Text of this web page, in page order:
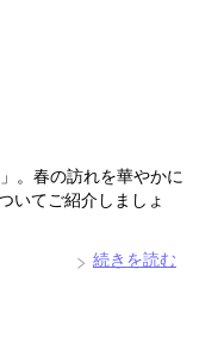
。春の訪れを華やかに
いてご紹介しましょ
続きを読む